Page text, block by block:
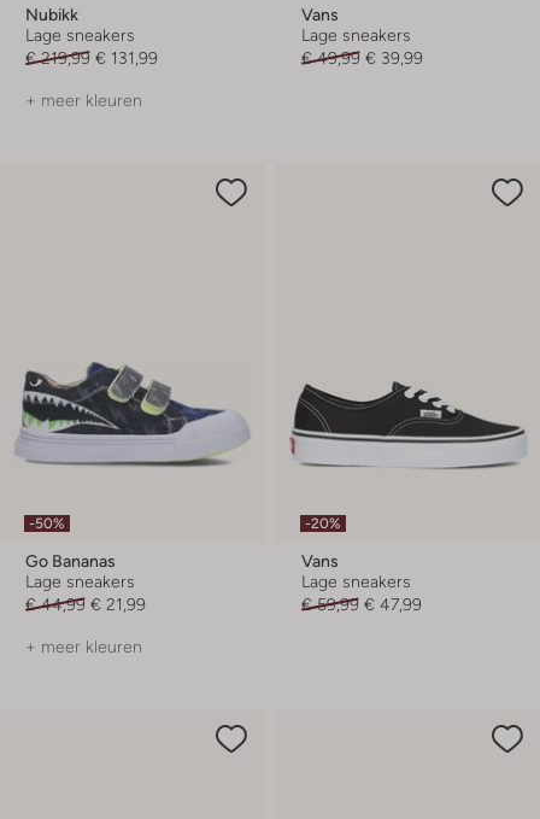
Nubikk
Lage sneakers
€ 219,99 € 131,99
+ meer kleuren
Vans
Lage sneakers
€ 49,99 € 39,99
-50%
Go Bananas
Lage sneakers
€ 44,99 € 21,99
+ meer kleuren
-20%
Vans
Lage sneakers
€ 59,99 € 47,99